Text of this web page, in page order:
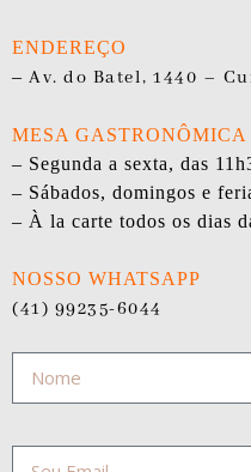
ENDEREÇO
– Av. do Batel, 1440 –
MESA GASTRONÔMICA
– Segunda a sexta, das
– Sábados, domingos e
– À la carte todos os dias
NOSSO WHATSAPP
(41) 99235-6044